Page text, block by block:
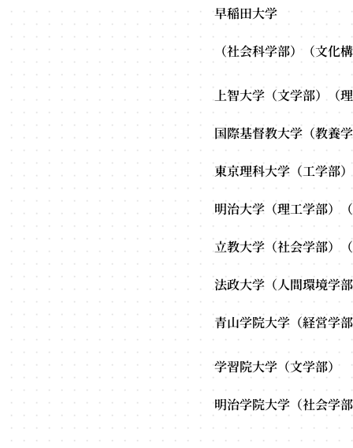
早稲田大学
（社会科学部）（文化
上智大学（文学部）（
国際基督教大学（教養
東京理科大学（工学部
明治大学（理工学部）
立教大学（社会学部）
法政大学（人間環境学
青山学院大学（経営学
学習院大学（文学部）
明治学院大学（社会学